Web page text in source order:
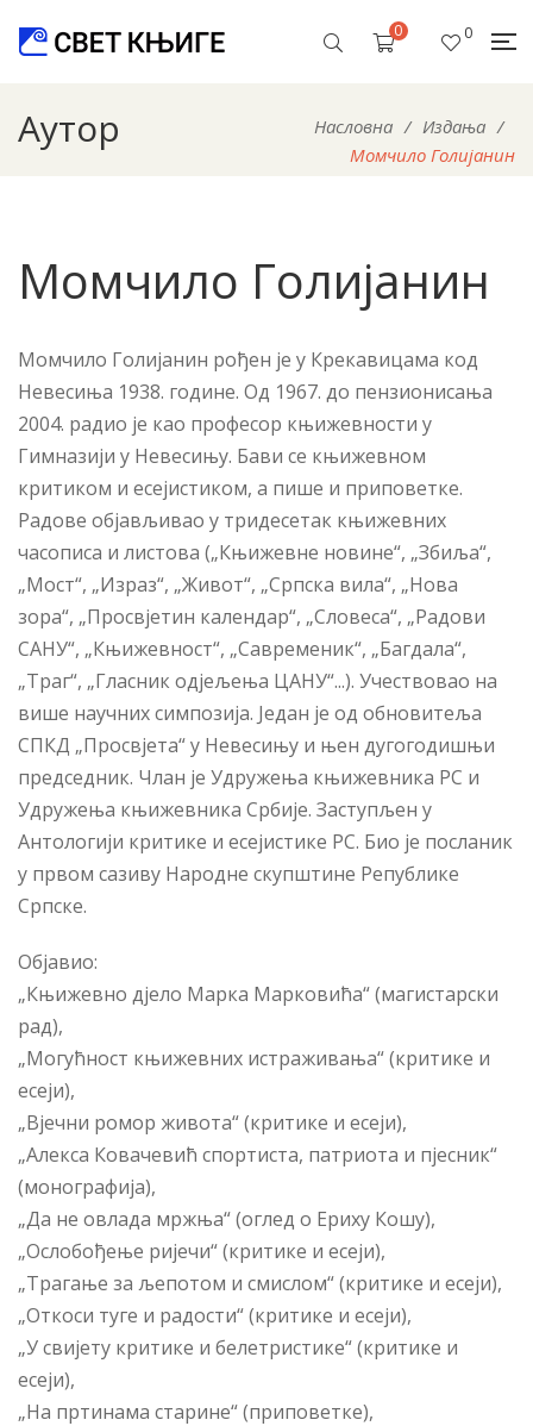
0 0
Аутор Насловна / Издања /
Момчило Голијанин
Момчило Голијанин
Момчило Голијанин рођен је у Крекавицама код
Невесиња 1938. године. Од 1967. до пензионисања
2004. радио је као професор књижевности у
Гимназији у Невесињу. Бави се књижевном
критиком и есејистиком, а пише и приповетке.
Радове објављивао у тридесетак књижевних
часописа и листова („Књижевне новине“, „Збиља“,
„Мост“, „Израз“, „Живот“, „Српска вила“, „Нова
зора“, „Просвјетин календар“, „Словеса“, „Радови
САНУ“, „Књижевност“, „Савременик“, „Багдала“,
„Траг“, „Гласник одјељења ЦАНУ“...). Учествовао на
више научних симпозија. Један је од обновитеља
СПКД „Просвјета“ у Невесињу и њен дугогодишњи
председник. Члан је Удружења књижевника РС и
Удружења књижевника Србије. Заступљен у
Антологији критике и есејистике РС. Био је посланик
у првом сазиву Народне скупштине Републике
Српске.
Објавио:
„Књижевно дјело Марка Марковића“ (магистарски
рад),
„Могућност књижевних истраживања“ (критике и
есеји),
„Вјечни ромор живота“ (критике и есеји),
„Алекса Ковачевић спортиста, патриота и пјесник“
(монографија),
„Да не овлада мржња“ (оглед о Ериху Кошу),
„Ослобођење ријечи“ (критике и есеји),
„Трагање за љепотом и смислом“ (критике и есеји),
„Откоси туге и радости“ (критике и есеји),
„У свијету критике и белетристике“ (критике и
есеји),
„На пртинама старине“ (приповетке),